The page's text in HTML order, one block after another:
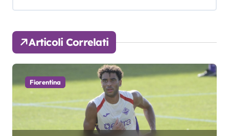
a
z
i
o
n
Articoli Correlati
Fiorentina